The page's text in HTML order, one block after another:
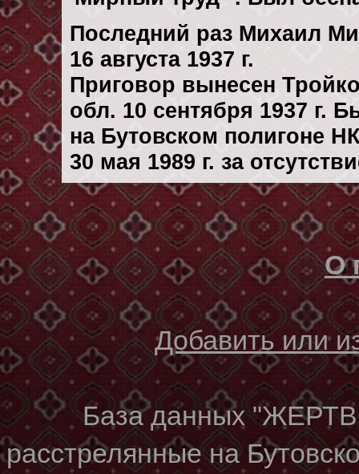
Последний раз Михаил
16 августа 1937 г.
Приговор вынесен
обл. 10 сентября 1937 г.
на Бутовском полигоне
30 мая 1989 г. за
О
Добавить или
База данных
расстрелянные на